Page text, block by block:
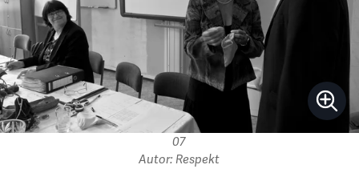
07
Autor: Respekt